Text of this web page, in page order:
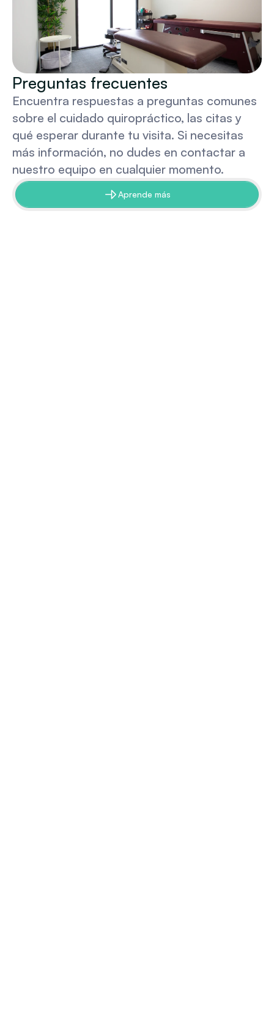
Preguntas frecuentes
Encuentra respuestas a preguntas comunes
sobre el cuidado quiropráctico, las citas y
qué esperar durante tu visita. Si necesitas
más información, no dudes en contactar a
nuestro equipo en cualquier momento.
Aprende más